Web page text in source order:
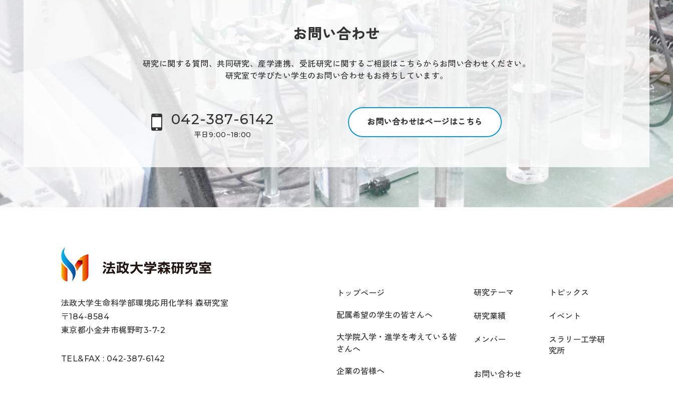
お問い合わせ
研究に関する質問、共同研究、産学連携、受託研究に関するご相談はこちらからお問い合わせください。
研究室で学びたい学生のお問い合わせもお待ちしています。
042-387-6142
平日9:00~18:00
お問い合わせはページはこちら
法政大学生命科学部環境応用化学科 森研究室
〒184-8584
東京都小金井市梶野町3-7-2
TEL&FAX : 042-387-6142
トップページ
配属希望の学生の皆さんへ
大学院入学・進学を考えている皆
さんへ
企業の皆様へ
研究テーマ トピックス
研究業績 イベント
メンバー
スラリー工学研
究所
お問い合わせ